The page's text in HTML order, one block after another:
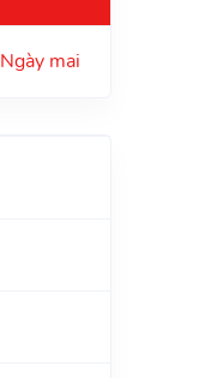
Ngày mai